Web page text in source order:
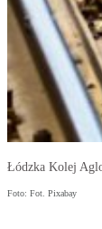
Łódzka Kolej
Foto: Fot. Pixabay